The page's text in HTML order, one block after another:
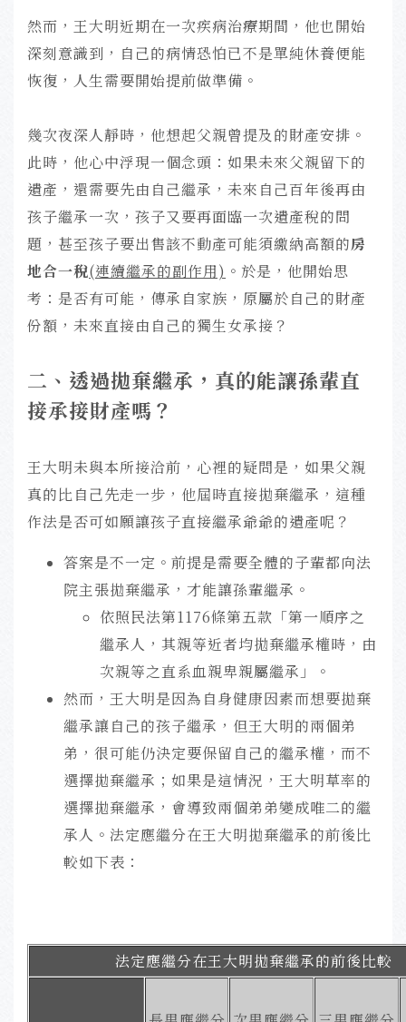
然而，王大明近期在一次疾病治療期間，他也開始
深刻意識到，自己的病情恐怕已不是單純休養便能
恢復，人生需要開始提前做準備。
幾次夜深人靜時，他想起父親曾提及的財產安排。
此時，他心中浮現一個念頭：如果未來父親留下的
遺產，還需要先由自己繼承，未來自己百年後再由
孩子繼承一次，孩子又要再面臨一次遺產稅的問
題，甚至孩子要出售該不動產可能須繳納高額的房
地合一稅(連續繼承的副作用) 。於是，他開始思
考：是否有可能，傳承自家族，原屬於自己的財產
份額，未來直接由自己的獨生女承接？
二 、透過拋棄繼承，真的能讓孫輩直
接承接財產嗎？
王大明未與本所接洽前，心裡的疑問是，如果父親
真的比自己先走一步，他屆時直接拋棄繼承，這種
作法是否可如願讓孩子直接繼承爺爺的遺產呢？
答案是不一定。前提是需要全體的子輩都向法
院主張拋棄繼承，才能讓孫輩繼承。
依照民法第1176條第五款「第一順序之
繼承人，其親等近者均拋棄繼承權時，由
次親等之直系血親卑親屬繼承」。
然而，王大明是因為自身健康因素而想要拋棄
繼承讓自己的孩子繼承，但王大明的兩個弟
弟，很可能仍決定要保留自己的繼承權，而不
選擇拋棄繼承；如果是這情況，王大明草率的
選擇拋棄繼承，會導致兩個弟弟變成唯二的繼
承人。 法定應繼分在王大明拋棄繼承的前後比
較如下表：
法定應繼分在王大明拋棄繼承的前後比較